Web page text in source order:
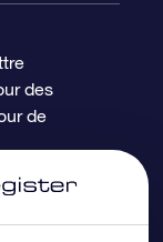
des
de